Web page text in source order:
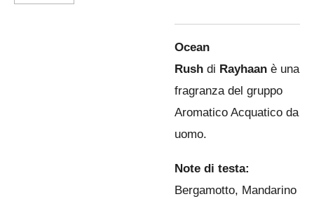
Ocean
Rush di Rayhaan è una
fragranza del gruppo
Aromatico Acquatico da
uomo.
Note di testa:
Bergamotto, Mandarino